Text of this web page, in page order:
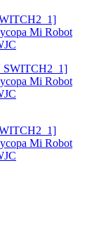
Mi Robot
Mi Robot